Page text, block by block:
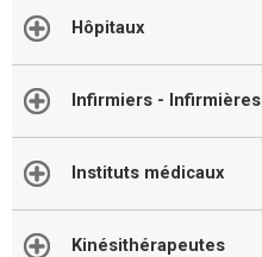
Hôpitaux
Infirmiers - Infirmières
Instituts médicaux
Kinésithérapeutes